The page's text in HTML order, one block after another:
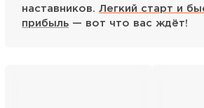
наставников. Легкий старт и
прибыль — вот что вас ждёт!